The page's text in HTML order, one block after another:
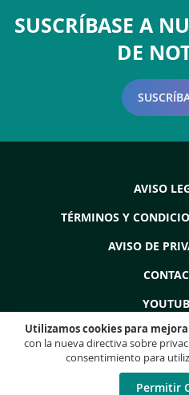
Utilizamos cookies para
con la nueva directiva sobre
consentimiento para
Permitir
página
SUSCRÍBASE A
DE
AVISO
TÉRMINOS Y
AVISO DE
Copyright © 2022 - Grupo ProdEq: